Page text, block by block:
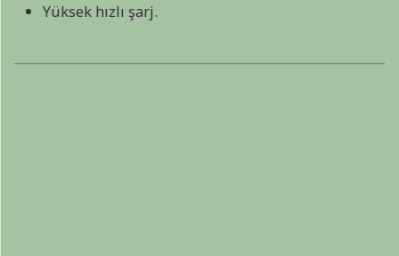
Yüksek hızlı şarj.